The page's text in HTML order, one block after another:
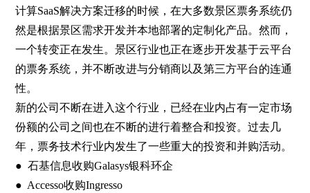
计算SaaS解决方案迁移的时候，在大多数景区票务系统仍
然是根据景区需求开发并本地部署的定制化产品。然而，
一个转变正在发生。景区行业也正在逐步开发基于云平台
的票务系统，并不断改进与分销商以及第三方平台的连通
性。
新的公司不断在进入这个行业，已经在业内占有一定市场
份额的公司之间也在不断的进行着整合和投资。过去几
年，票务技术行业内发生了一些重大的投资和并购活动。
● 石基信息收购Galasys银科环企
● Accesso收购Ingresso